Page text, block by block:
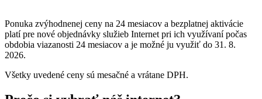
Ponuka zvýhodnenej ceny na 24 mesiacov a bezplatnej aktivácie
platípre nové objednávky služieb Internet pri ich využívaní počas
obdobia viazanosti 24 mesiacov a je možné ju využiť do 31. 8.
2026.
Všetky uvedené ceny sú mesačné a vrátane DPH.